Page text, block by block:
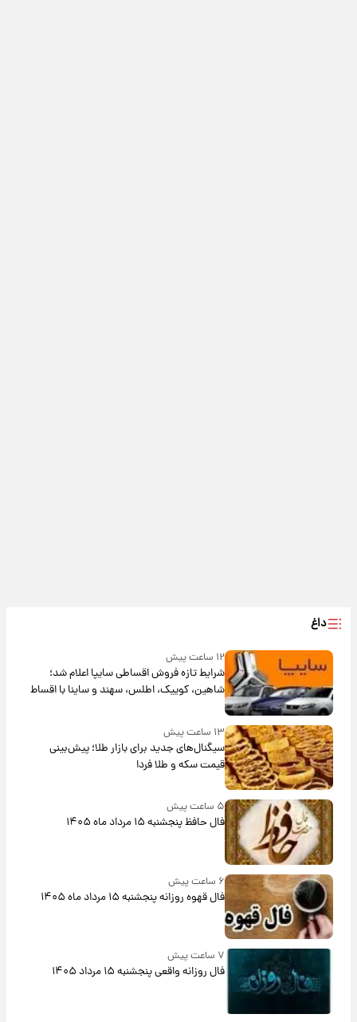
داغ
۱۲ ساعت پیش
شرایط تازه فروش اقساطی سایپا اعلام شد؛
شاهین، کوییک، اطلس، سهند و ساینا با اقساط
بلندمدت + جدول
۱۳ ساعت پیش
سیگنال‌های جدید برای بازار طلا؛ پیش‌بینی
قیمت سکه و طلا فردا
۵ ساعت پیش
فال حافظ پنجشنبه ۱۵ مرداد ماه ۱۴۰۵
۶ ساعت پیش
فال قهوه روزانه پنجشنبه ۱۵ مرداد ماه ۱۴۰۵
۷ ساعت پیش
فال روزانه واقعی پنجشنبه ۱۵ مرداد ۱۴۰۵